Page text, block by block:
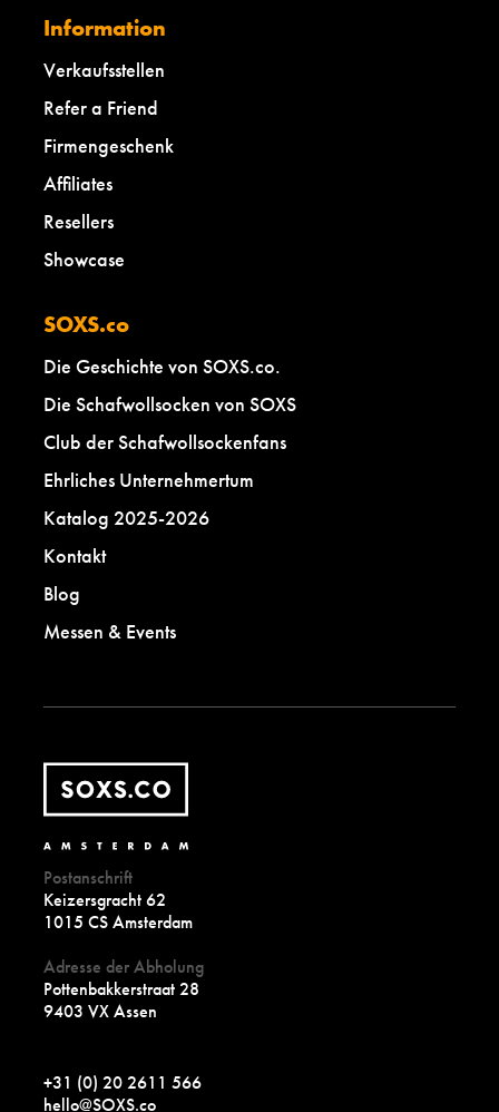
Information
Verkaufsstellen
Refer a Friend
Firmengeschenk
Affiliates
Resellers
Showcase
SOXS.co
Die Geschichte von SOXS.co.
Die Schafwollsocken von SOXS
Club der Schafwollsockenfans
Ehrliches Unternehmertum
Katalog 2025-2026
Kontakt
Blog
Messen & Events
Postanschrift
Keizersgracht 62
1015 CS Amsterdam
Adresse der Abholung
Pottenbakkerstraat 28
9403 VX Assen
+31 (0) 20 2611 566
hello@SOXS.co